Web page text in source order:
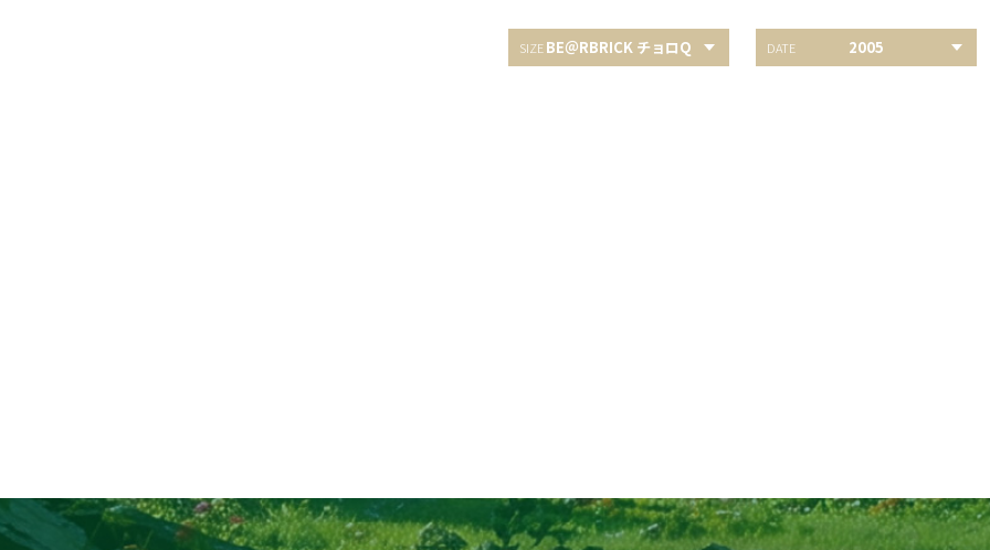
BE＠RBRICK チョロQ 2005